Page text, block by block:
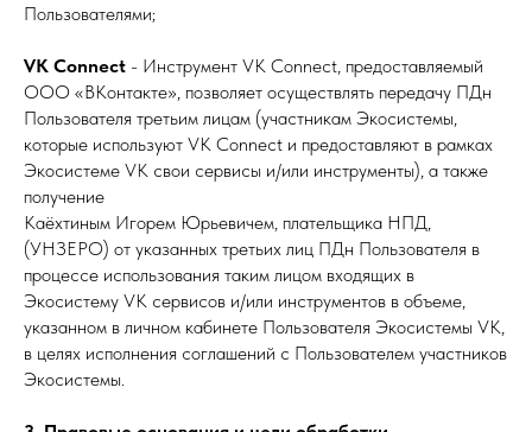
Пользователями;
VK Connect - Инструмент VK Сonnect, предоставляемый
ООО «ВКонтакте», позволяет осуществлять передачу ПДн
Пользователя третьим лицам (участникам Экосистемы,
которые используют VK Сonnect и предоставляют в рамках
Экосистеме VK свои сервисы и/или инструменты), а также
получение
Каёхтиным Игорем Юрьевичем, плательщика НПД,
(УНЗЕРО) от указанных третьих лиц ПДн Пользователя в
процессе использования таким лицом входящих в
Экосистему VK сервисов и/или инструментов в объеме,
указанном в личном кабинете Пользователя Экосистемы VK,
в целях исполнения соглашений с Пользователем участников
Экосистемы.